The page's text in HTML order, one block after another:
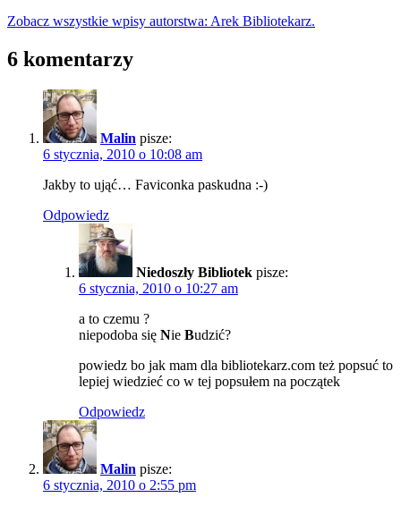
Zobacz wszystkie wpisy autorstwa: Arek Bibliotekarz.
6 komentarzy
Malin pisze:
6 stycznia, 2010 o 10:08 am
Jakby to ująć… Faviconka paskudna :-)
Odpowiedz
Niedoszły Bibliotek pisze:
6 stycznia, 2010 o 10:27 am
a to czemu ?
niepodoba się Nie Budzić?
powiedz bo jak mam dla bibliotekarz.com też popsuć to
lepiej wiedzieć co w tej popsułem na początek
Odpowiedz
Malin pisze:
6 stycznia, 2010 o 2:55 pm